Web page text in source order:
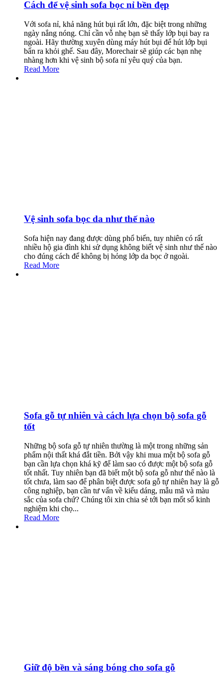
Cách để vệ sinh sofa bọc nỉ bền đẹp
Với sofa nỉ, khả năng hút bụi rất lớn, đặc biệt trong những
ngày nắng nóng. Chỉ cần vỗ nhẹ bạn sẽ thấy lớp bụi bay ra
ngoài. Hãy thường xuyên dùng máy hút bụi để hút lớp bụi
bẩn ra khỏi ghế. Sau đây, Morechair sẽ giúp các bạn nhẹ
nhàng hơn khi vệ sinh bộ sofa nỉ yêu quý của bạn.
Read More
Vệ sinh sofa bọc da như thế nào
Sofa hiện nay đang được dùng phổ biến, tuy nhiên có rất
nhiều hộ gia đình khi sử dụng không biết vệ sinh như thế nào
cho đúng cách để không bị hỏng lớp da bọc ở ngoài.
Read More
Sofa gỗ tự nhiên và cách lựa chọn bộ sofa gỗ
tốt
Những bộ sofa gỗ tự nhiên thường là một trong những sản
phẩm nội thất khá đắt tiền. Bởi vậy khi mua một bộ sofa gỗ
bạn cần lựa chọn khá kỹ để làm sao có được một bộ sofa gỗ
tốt nhất. Tuy nhiên bạn đã biết một bộ sofa gỗ như thế nào là
tốt chưa, làm sao để phân biệt được sofa gỗ tự nhiên hay là gỗ
công nghiệp, bạn cần tư vấn về kiểu dáng, mẫu mã và màu
sắc của sofa chứ? Chúng tôi xin chia sẻ tới bạn mốt số kinh
nghiệm khi chọ...
Read More
Giữ độ bền và sáng bóng cho sofa gỗ